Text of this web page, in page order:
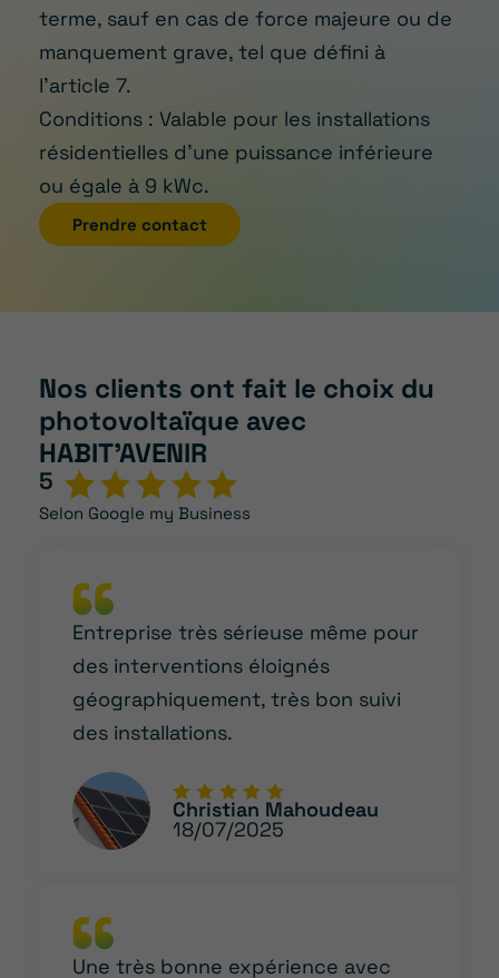
terme, sauf en cas de force majeure ou de
manquement grave, tel que défini à
l’article 7.
Conditions : Valable pour les installations
résidentielles d’une puissance inférieure
ou égale à 9 kWc.
Prendre contact
Nos clients ont fait le choix du
photovoltaïque avec
HABIT’AVENIR
5
Selon Google my Business
Entreprise très sérieuse même pour
des interventions éloignés
géographiquement, très bon suivi
des installations.
Christian Mahoudeau
18/07/2025
Une très bonne expérience avec